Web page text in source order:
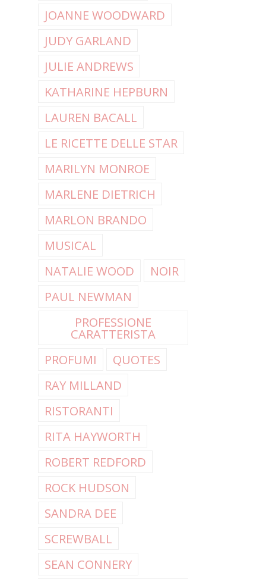
JOANNE WOODWARD
JUDY GARLAND
JULIE ANDREWS
KATHARINE HEPBURN
LAUREN BACALL
LE RICETTE DELLE STAR
MARILYN MONROE
MARLENE DIETRICH
MARLON BRANDO
MUSICAL
NATALIE WOOD
NOIR
PAUL NEWMAN
PROFESSIONE
CARATTERISTA
PROFUMI
QUOTES
RAY MILLAND
RISTORANTI
RITA HAYWORTH
ROBERT REDFORD
ROCK HUDSON
SANDRA DEE
SCREWBALL
SEAN CONNERY